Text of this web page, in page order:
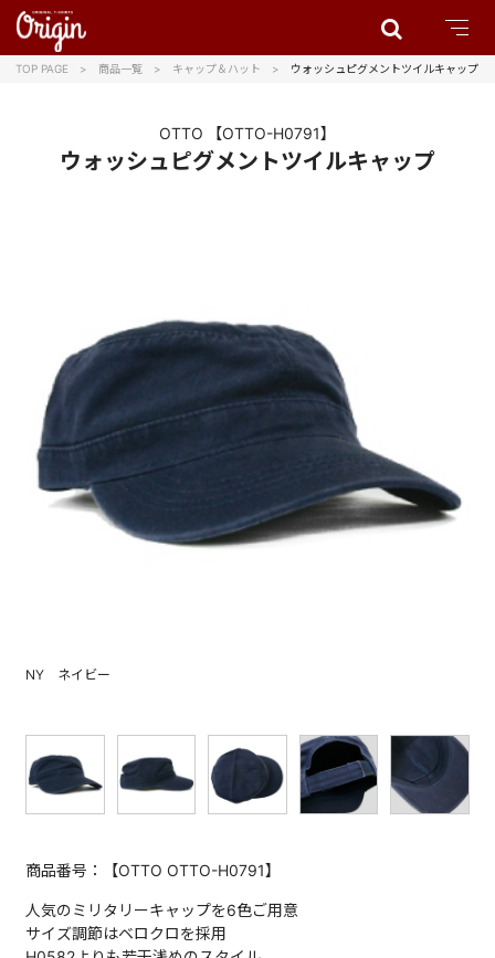
TOP PAGE 商品一覧 キャップ＆ハット ウォッシュピグメントツイルキャップ
OTTO 【OTTO-H0791】
ウォッシュピグメントツイルキャップ
NY ネイビー
商品番号：【OTTO OTTO-H0791】
人気のミリタリーキャップを6色ご用意
サイズ調節はベロクロを採用